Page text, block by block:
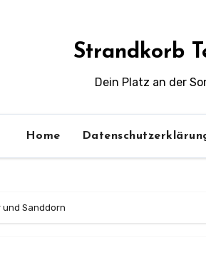
Strandkorb
Dein Platz an der
Home
Sanddorn